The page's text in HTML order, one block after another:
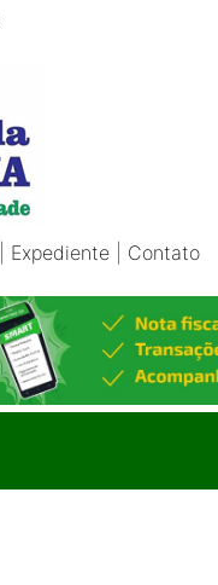
Expediente Contato